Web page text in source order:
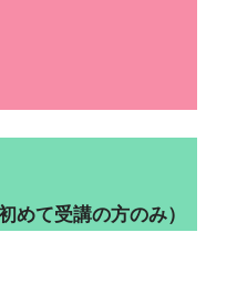
て受講の方のみ）